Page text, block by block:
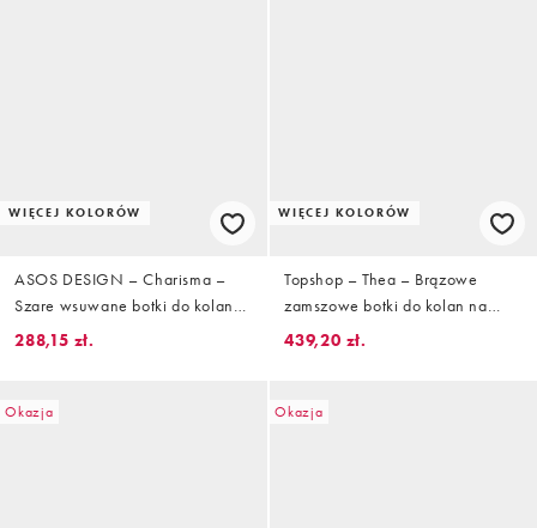
WIĘCEJ KOLORÓW
ASOS DESIGN – Charisma –
Szare wsuwane botki do kolan
na obcasach z szerokimi
288,15 zł.
WIĘCEJ KOLORÓW
Topshop – Thea – Brązowe
zamszowe botki do kolan na
obcasie klockowym
439,20 zł.
Okazja Okazja